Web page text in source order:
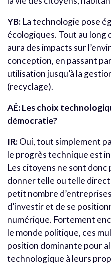
YB: La technologie pose
écologiques. Tout au long
aura des impacts sur
conception, en passant
utilisation jusqu’à la
(recyclage).
AÉ: Les choix
démocratie?
IR:Oui, tout simplement
le progrès technique est
Les citoyens ne sont donc
donner telle ou telle
petit nombre
d’investir et de se
numérique. Fortement
le monde politique, ces
position dominante pour
technologique à leurs